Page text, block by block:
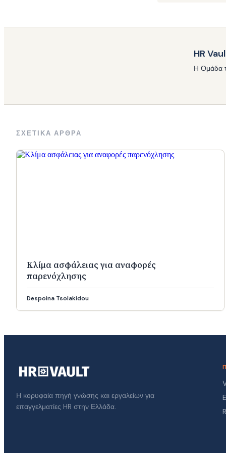
HR
Η Ομάδα
ΣΧΕΤΙΚΑ ΑΡΘΡΑ
Κλίμα ασφάλειας για αναφορές
παρενόχλησης
Despoina Tsolakidou
Η κορυφαία πηγή γνώσης και εργαλείων για
επαγγελματίες HR στην Ελλάδα.